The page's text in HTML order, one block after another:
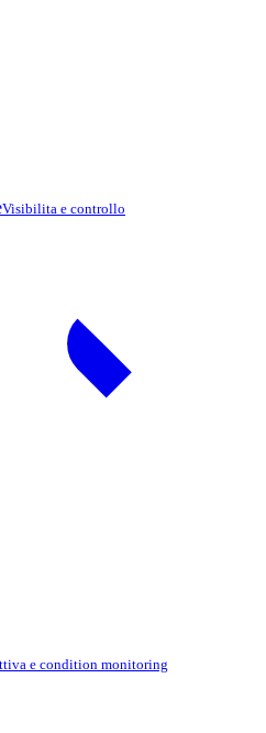
Visibilita e controllo
e condition monitoring